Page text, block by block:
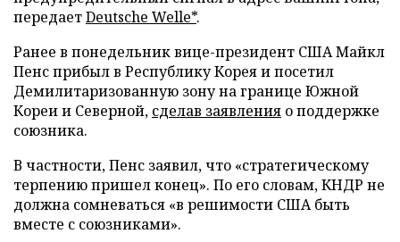
передаетDeutsche Welle*.
Ранее в понедельник вице-президент США Майкл
Пенс прибыл в Республику Корея и посетил
Демилитаризованную зону на границе Южной
Кореи и Северной, сделав заявления о поддержке
союзника.
В частности, Пенс заявил, что «стратегическому
терпению пришел конец». По его словам, КНДР не
должна сомневаться «в решимости США быть
вместе с союзниками».